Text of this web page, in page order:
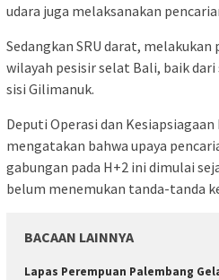
udara juga melaksanakan
Sedangkan SRU darat,
wilayah pesisir selat Bali, baik
sisi Gilimanuk.
Deputi Operasi dan Kesiapsiagaan
mengatakan bahwa upaya
gabungan pada H+2 ini dimulai
belum menemukan tanda-tanda
BACAAN LAINNYA
Lapas Perempuan Palembang